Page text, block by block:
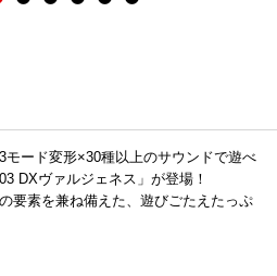
モード変形×30種以上のサウンドで遊べ
DXヴァルジェネス」が登場！
要素を兼ね備えた、遊びごたえたっぷ